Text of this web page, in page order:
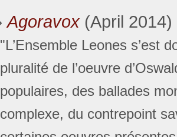
Agoravox (April 2014)
"L’Ensemble Leones s’est
pluralité de l’oeuvre
populaires, des ballades
complexe, du contrepoint